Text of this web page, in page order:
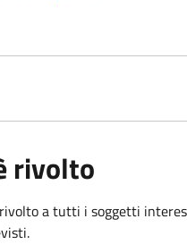
rivolto
a tutti i soggetti